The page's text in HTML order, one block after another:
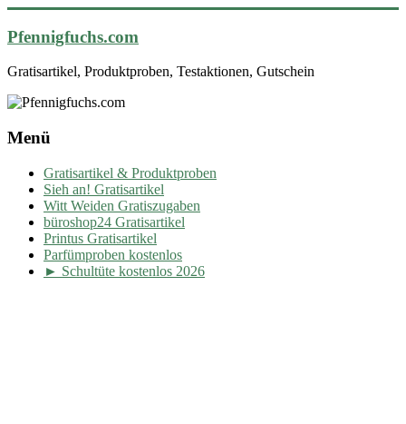
Pfennigfuchs.com
Gratisartikel, Produktproben, Testaktionen, Gutschein
Menü
Gratisartikel & Produktproben
Sieh an! Gratisartikel
Witt Weiden Gratiszugaben
büroshop24 Gratisartikel
Printus Gratisartikel
Parfümproben kostenlos
► Schultüte kostenlos 2026